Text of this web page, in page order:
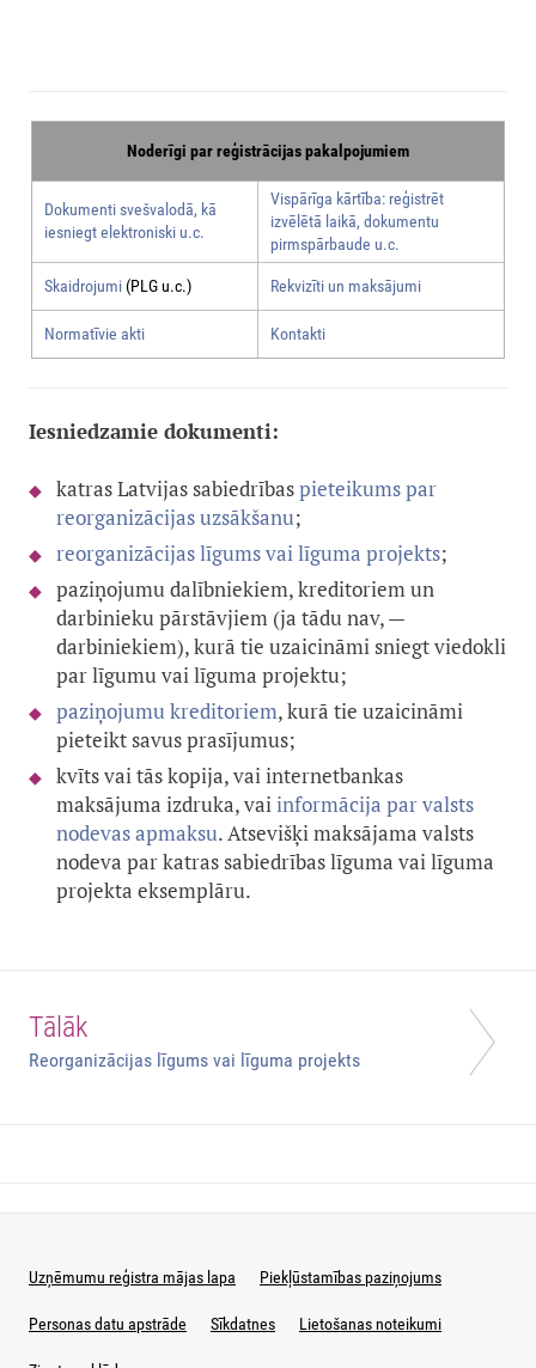
Noderīgi par reģistrācijas pakalpojumiem
Dokumenti svešvalodā, kā
iesniegt elektroniski u.c.
Vispārīga kārtība: reģistrēt
izvēlētā laikā, dokumentu
pirmspārbaude u.c.
Skaidrojumi(PLG u.c.) Rekvizīti un maksājumi
Normatīvie akti Kontakti
Iesniedzamie dokumenti:
katras Latvijas sabiedrībaspieteikums par
reorganizācijas uzsākšanu;
reorganizācijas līgums vai līguma projekts;
paziņojumu dalībniekiem, kreditoriem un
darbinieku pārstāvjiem (ja tādu nav, —
darbiniekiem), kurā tie uzaicināmi sniegt viedokli
par līgumu vai līguma projektu;
paziņojumu kreditoriem, kurā tie uzaicināmi
pieteikt savus prasījumus;
kvīts vai tās kopija, vai internetbankas
maksājuma izdruka, vaiinformācija par valsts
nodevas apmaksu. Atsevišķi maksājama valsts
nodeva par katras sabiedrības līguma vai līguma
projekta eksemplāru.
Tālāk
Reorganizācijas līgums vai līguma projekts
Uzņēmumu reģistra mājas lapa Piekļūstamības paziņojums
Personas datu apstrāde Sīkdatnes Lietošanas noteikumi